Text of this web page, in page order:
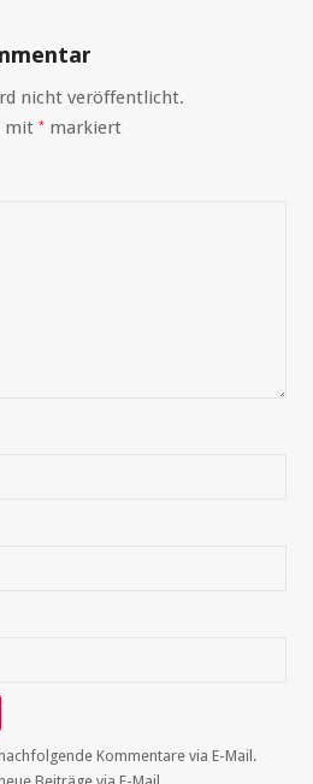
nicht veröffentlicht.
mit* markiert
Kommentare via E-Mail.